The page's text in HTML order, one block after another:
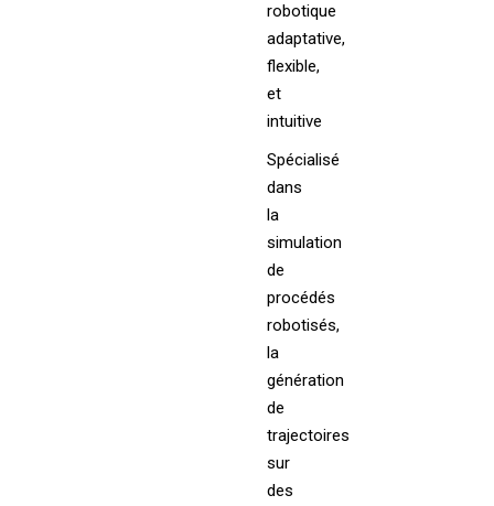
robotique
adaptative,
flexible,
et
intuitive
Spécialisé
dans
la
simulation
de
procédés
robotisés,
la
génération
de
trajectoires
sur
des